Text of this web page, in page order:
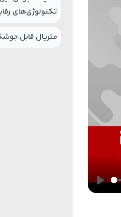
Play
تکنولوژی‌های
متریال قابل